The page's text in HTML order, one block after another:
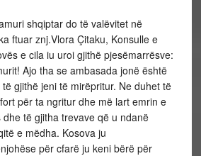
shqiptar do të valëvitet në
ftuar znj.Vlora Çitaku, Konsulle e
e cila iu uroi gjithë pjesëmarrësve:
Ajo tha se ambasada jonë është
gjithë jeni të mirëpritur. Ne duhet të
për ta ngritur dhe më lart emrin e
të gjitha trevave që u ndanë
e mëdha. Kosova ju
për cfarë ju keni bërë për